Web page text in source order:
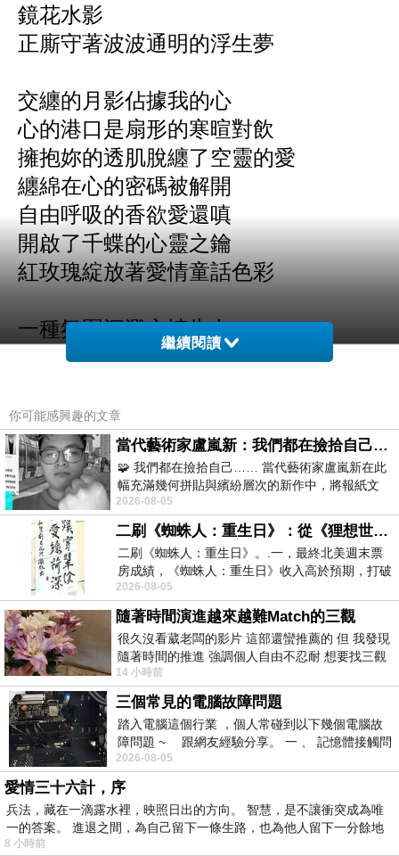
鏡花水影
正廝守著波波通明的浮生夢
交纏的月影佔據我的心
心的港口是扇形的寒暄對飲
擁抱妳的透肌脫纏了空靈的愛
纏綿在心的密碼被解開
自由呼吸的香欲愛還嗔
開啟了千蝶的心靈之鑰
紅玫瑰綻放著愛情童話色彩
一種氛圍沉澱心情告白
紅蠟燭為誰永夜
花奔誰留影了又離去
留下玫瑰香的金色年華
時而閃耀時而性感
沒有戒心的我們花氛的天真
更近一些深植心扉
愛沒有距離
偷走妳一夜自由
散發的音符搖曳身姿
熱戀那刻星群閃激著夜....
(圖:取自網路)
繼續閱讀
你可能感興趣的文章
當代藝術家盧嵐新：我們都在撿拾自己，將散落的情緒與碎片，拼回生命完整的輪廓
🧩 我們都在撿拾自己…… 當代藝術家盧嵐新在此
幅充滿幾何拼貼與繽紛層次的新作中，將報紙文
字、彩色剪紙與明亮顏料層層
2026-08-05
二刷《蜘蛛人：重生日》：從《狸想世界》到《怪奇物語》
二刷《蜘蛛人：重生日》。.一，最終北美週末票
房成績，《蜘蛛人：重生日》收入高於預期，打破
《復仇者聯盟：終局之戰》記錄，成為
2026-08-05
隨著時間演進越來越難Match的三觀
很久沒看葳老闆的影片 這部還蠻推薦的 但 我發現
隨著時間的推進 強調個人自由不忍耐 想要找三觀
接近的不要說對象 連朋友都超
14 小時前
三個常見的電腦故障問題
踏入電腦這個行業 ，個人常碰到以下幾個電腦故
障問題 ~ 跟網友經驗分享。 一 、 記憶體接觸問
題 : 記憶體即
2026-08-05
愛情三十六計，序
兵法，藏在一滴露水裡，映照日出的方向。 智慧，是不讓衝突成為唯
一的答案。 進退之間，為自己留下一條生路，也為他人留下一分餘地
8 小時前